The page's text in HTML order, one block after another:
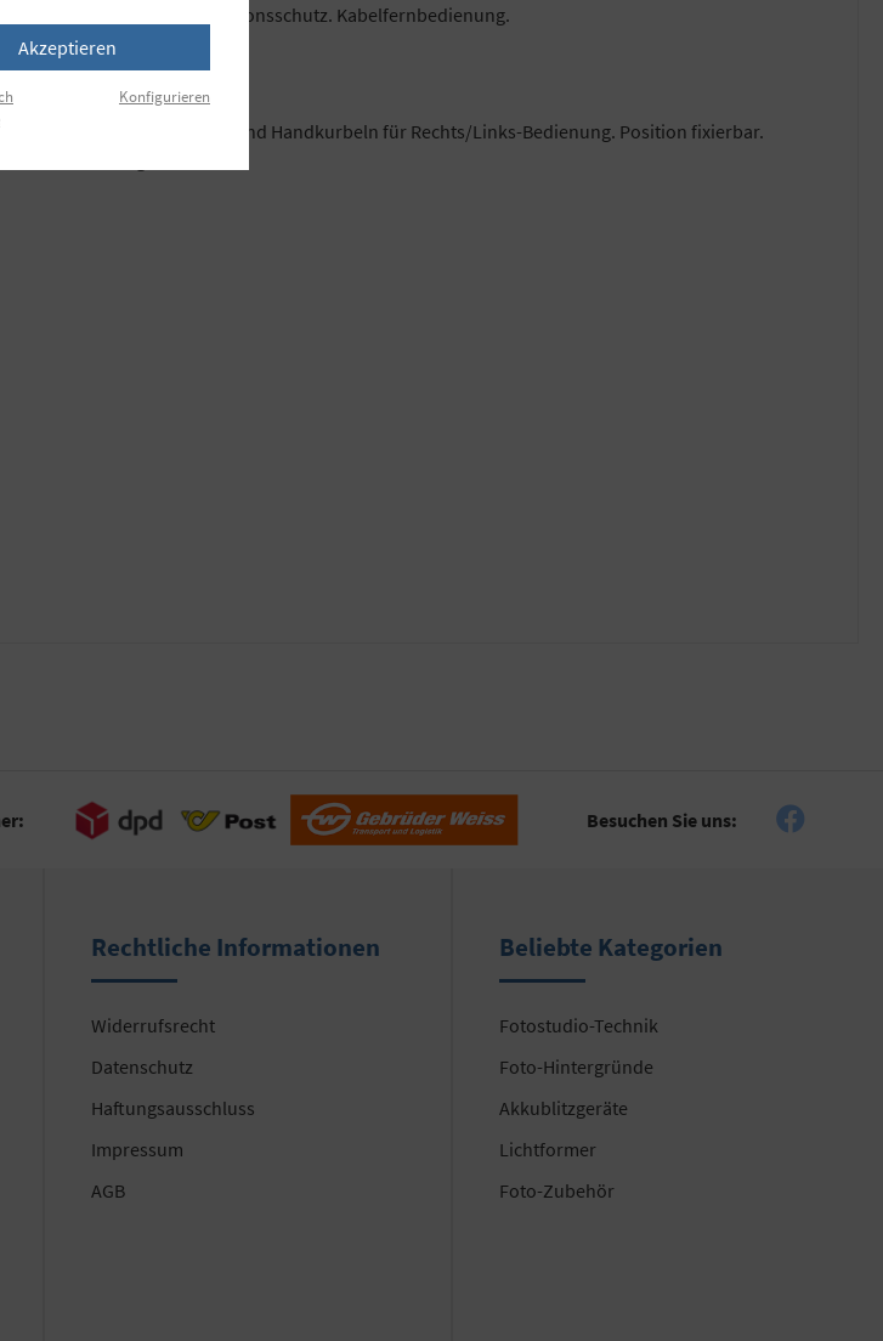
über Magnetsensor. Kollisionsschutz. Kabelfernbedienung.
mit Zahnstange und Handkurbeln für Rechts/Links-Bedienung. Position fixierbar.
Wasserwaage.
Besuchen Sie uns:
Rechtliche Informationen
Widerrufsrecht
Datenschutz
Haftungsausschluss
Impressum
AGB
Beliebte Kategorien
Fotostudio-Technik
Foto-Hintergründe
Akkublitzgeräte
Lichtformer
Foto-Zubehör
Akzeptieren
Konfigurieren